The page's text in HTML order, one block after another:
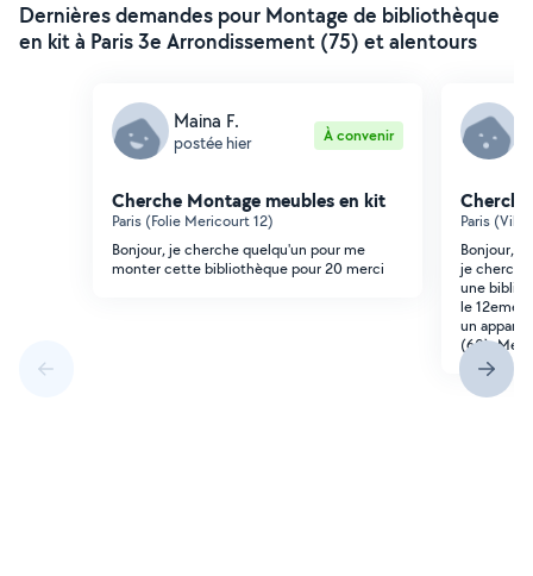
Dernières demandes pour Montage de bibliothèque
en kit à Paris 3e Arrondissement (75) et alentours
Maina F.
postée hier À convenir
Cherche Montage meubles en kit
Paris (Folie Mericourt 12)
Bonjour, je cherche quelqu'un pour me
monter cette bibliothèque pour 20 merci
Paris
Bonjour,
je
une
le 12eme
un appart
(60).